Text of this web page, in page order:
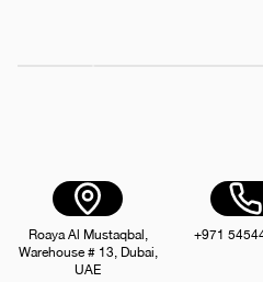
+971
Roaya Al Mustaqbal,
Warehouse # 13, Dubai,
UAE